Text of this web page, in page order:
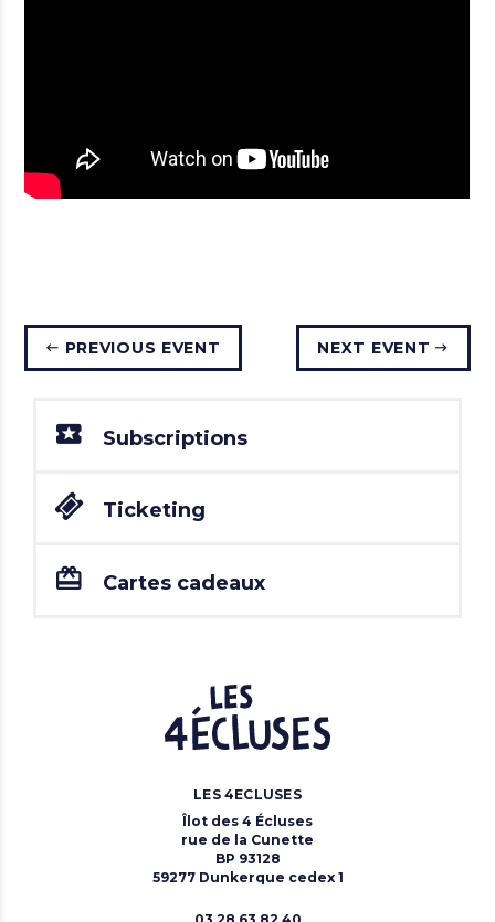
PREVIOUS EVENT NEXT EVENT
Subscriptions
Ticketing
Cartes cadeaux
LES 4ECLUSES
Îlot des 4 Écluses
rue de la Cunette
BP 93128
59277 Dunkerque cedex 1